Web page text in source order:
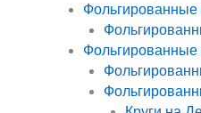
Фольгированные
Фольгированные